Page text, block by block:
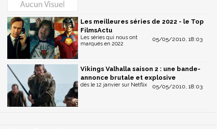
Les meilleures séries de 2022 - le Top
FilmsActu
05/05/2010, 18:03
Les séries qui nous ont
marqués en 2022
Vikings Valhalla saison 2 : une bande-
annonce brutale et explosive
05/05/2010, 18:03
dès le 12 janvier sur Netflix